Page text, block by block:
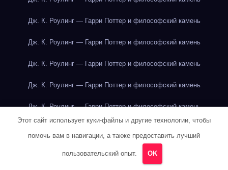
Дж. К. Роулинг — Гарри Поттер и философский камень
Дж. К. Роулинг — Гарри Поттер и философский камень
Дж. К. Роулинг — Гарри Поттер и философский камень
Дж. К. Роулинг — Гарри Поттер и философский камень
Дж. К. Роулинг — Гарри Поттер и философский камень
Дж. К. Роулинг — Гарри Поттер и философский камень
Этот сайт использует куки-файлы и другие технологии, чтобы
помочь вам в навигации, а также предоставить лучший
пользовательский опыт. OK